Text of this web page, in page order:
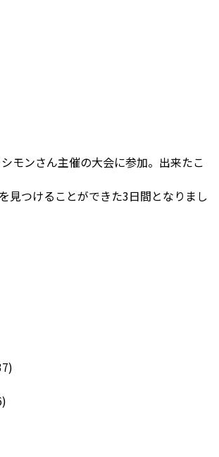
モンさん主催の大会に参加。出来たこ
見つけることができた3日間となりまし